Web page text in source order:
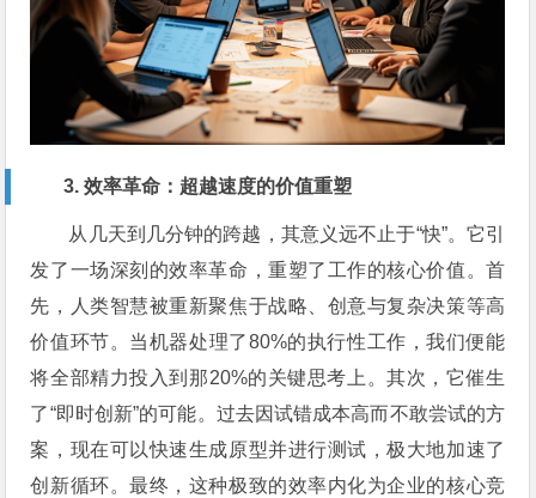
3. 效率革命：超越速度的价值重塑
从几天到几分钟的跨越，其意义远不止于“快”。它引
发了一场深刻的效率革命，重塑了工作的核心价值。首
先，人类智慧被重新聚焦于战略、创意与复杂决策等高
价值环节。当机器处理了80%的执行性工作，我们便能
将全部精力投入到那20%的关键思考上。其次，它催生
了“即时创新”的可能。过去因试错成本高而不敢尝试的方
案，现在可以快速生成原型并进行测试，极大地加速了
创新循环。最终，这种极致的效率内化为企业的核心竞